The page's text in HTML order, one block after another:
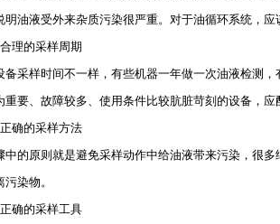
明油液受外来杂质污染很严重。对于油循环系统，
的采样周期
样时间不一样，有些机器一年做一次油液检测，
重要、故障较多、使用条件比较肮脏苛刻的设备，应
的采样方法
原则就是避免采样动作中给油液带来污染，很多
染物。
的采样工具